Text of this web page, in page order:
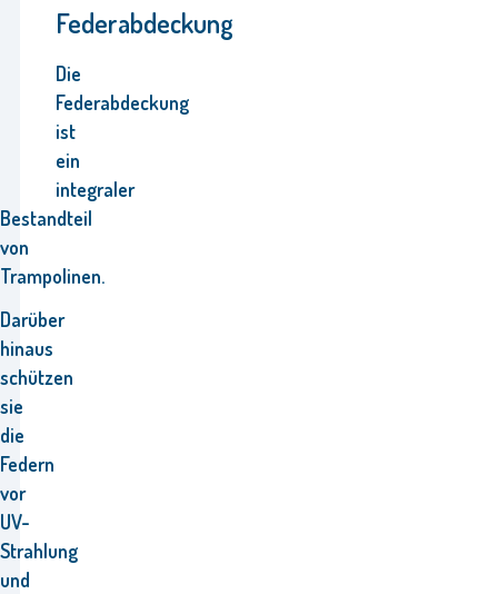
Federabdeckung
Die
Federabdeckung
ist
ein
integraler
Bestandteil
von
Trampolinen.
Darüber
hinaus
schützen
sie
die
Federn
vor
UV-
Strahlung
und